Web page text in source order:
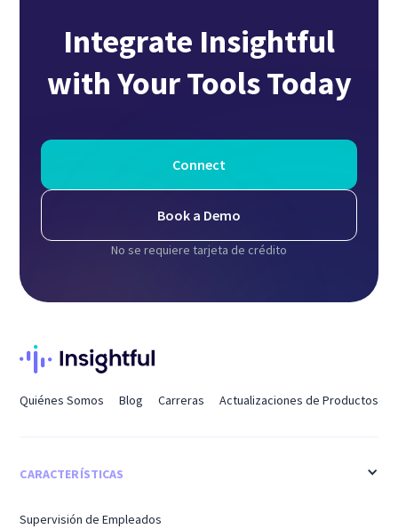
Integrate Insightful
with Your Tools Today
Connect
Book a Demo
No se requiere tarjeta de crédito
Quiénes Somos Blog Carreras Actualizaciones de Productos
CARACTERÍSTICAS
Supervisión de Empleados